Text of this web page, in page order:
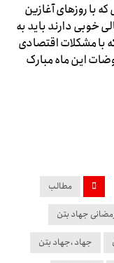
با روزهای آغازین
خوبی دارند باید به
با مشکلات اقتصادی
این ماه مبارک
مطالب
جهاد بتن
جهاد ،جهاد بتن